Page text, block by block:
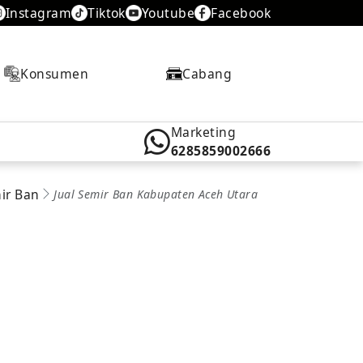
Instagram Tiktok Youtube Facebook
Konsumen Cabang
Marketing
6285859002666
Ban Jual Semir Ban Kabupaten Aceh Utara